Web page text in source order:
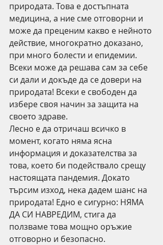
природата. Това е достъпната
медицина, а ние сме отговорни и
може да преценим какво е нейното
действие, многократно доказано,
при много болести и епидемии.
Всеки може да решава сам за себе
си дали и докъде да се довери на
природата! Всеки е свободен да
избере своя начин за защита на
своето здраве.
Лесно е да отричаш всичко в
момент, когато няма ясна
информация и доказателства за
това, което би подействало срещу
настоящата пандемия. Докато
търсим изход, нека дадем шанс на
природата! Едно е сигурно: НЯМА
ДА СИ НАВРЕДИМ, стига да
ползваме това мощно оръжие
отговорно и безопасно.